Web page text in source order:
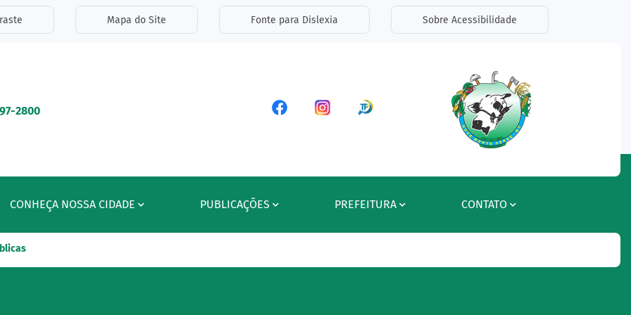
de acessibilidade
Mapa do Site Fonte para Dislexia Sobre Acessibilidade
2800 Acessar a Rede Social Facebook
Acessar a Rede Social Instagram
Acessar a Rede Social Radar
CONHEÇA NOSSA CIDADE PUBLICAÇÕES PREFEITURA CONTATO